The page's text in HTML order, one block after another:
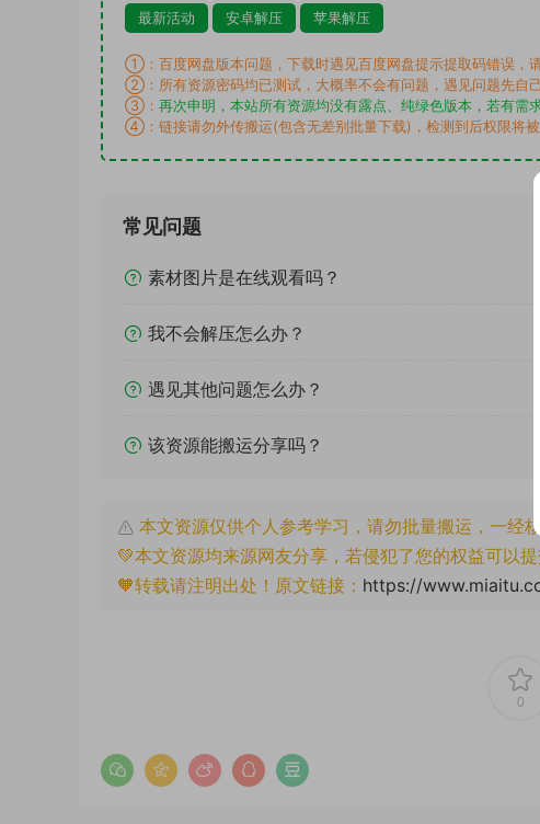
最新活动 安卓解压 苹果解压
①：百度网盘版本问题，下载时遇见百度网盘提示提取码错误，
②：所有资源密码均已测试，大概率不会有问题，遇见问题先自
③： 再次申明，本站所有资源均没有露点、纯绿色版本，若有需
④：链接请勿外传搬运(包含无差别批量下载)，检测到后权限将被
常见问题
素材图片是在线观看吗？
我不会解压怎么办？
遇见其他问题怎么办？
该资源能搬运分享吗？
本文资源仅供个人参考学习，请勿批量搬运，一经
💚本文资源均来源网友分享，若侵犯了您的权益可以提
🧡转载请注明出处！原文链接： https://
0